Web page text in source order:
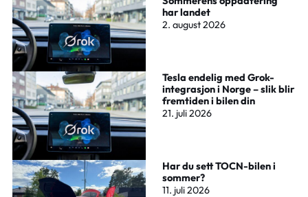
har landet
2. august 2026
Tesla endelig med Grok-
integrasjon i Norge – slik blir
fremtiden i bilen din
21. juli 2026
Har du sett TOCN-bilen i
sommer?
11. juli 2026